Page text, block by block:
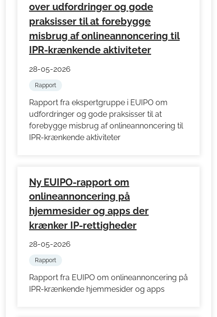
over udfordringer og gode
praksisser til at forebygge
misbrug af onlineannoncering til
IPR-krænkende aktiviteter
28-05-2026
Rapport
Rapport fra ekspertgruppe i EUIPO om
udfordringer og gode praksisser til at
forebygge misbrug af onlineannoncering til
IPR-krænkende aktiviteter
Ny EUIPO-rapport om
onlineannoncering på
hjemmesider og apps der
krænker IP-rettigheder
28-05-2026
Rapport
Rapport fra EUIPO om onlineannoncering på
IPR-krænkende hjemmesider og apps